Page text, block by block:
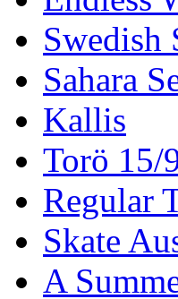
Swedish
Sahara
Kallis
Torö 15/
Regular
Skate
A